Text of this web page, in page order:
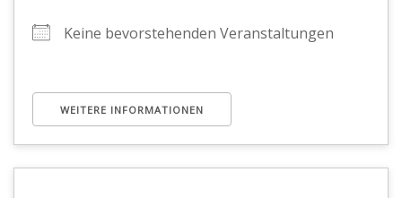
Keine bevorstehenden Veranstaltungen
WEITERE INFORMATIONEN